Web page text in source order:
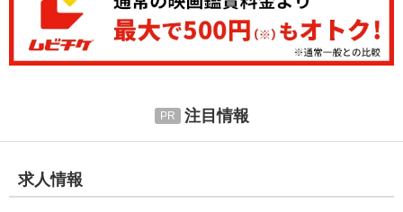
注目情報
求人情報